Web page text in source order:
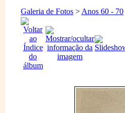
Galeria de Fotos > Anos 60 - 70